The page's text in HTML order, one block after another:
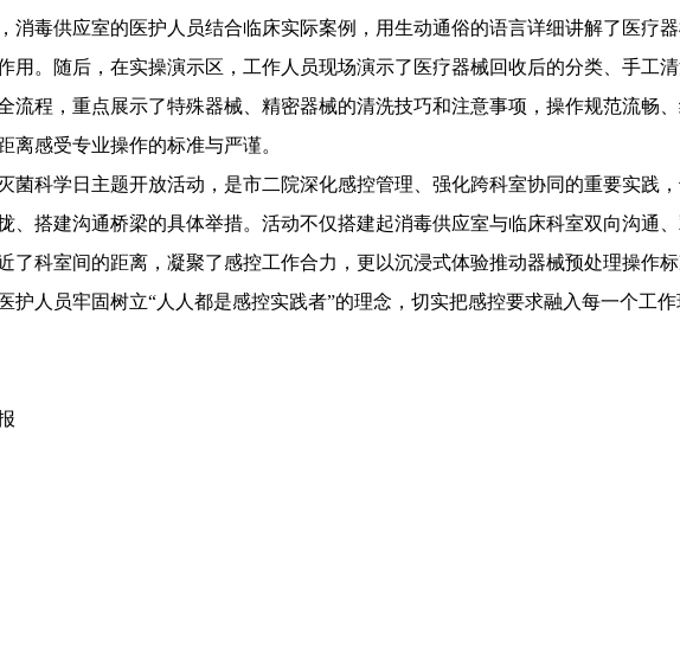
消毒供应室的医护人员结合临床实际案例，用生动通俗的语言详细讲解了医疗
用。随后，在实操演示区，工作人员现场演示了医疗器械回收后的分类、手工清
流程，重点展示了特殊器械、精密器械的清洗技巧和注意事项，操作规范流畅、
离感受专业操作的标准与严谨。
菌科学日主题开放活动，是市二院深化感控管理、强化跨科室协同的重要实践
、搭建沟通桥梁的具体举措。活动不仅搭建起消毒供应室与临床科室双向沟通
了科室间的距离，凝聚了感控工作合力，更以沉浸式体验推动器械预处理操作
护人员牢固树立“人人都是感控实践者”的理念，切实把感控要求融入每一个工